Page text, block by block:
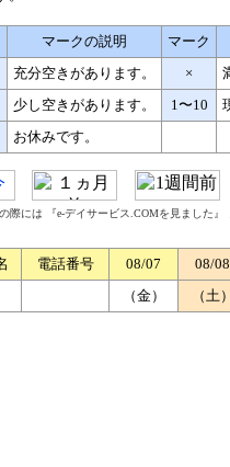
マークの説明
マーク
充分空きがあります。 ×
少し空きがあります。 1〜10
お休みです。
際には 『e-デイサービス.COMを見ました
電話番号 08/07
08/08
（金）
（土